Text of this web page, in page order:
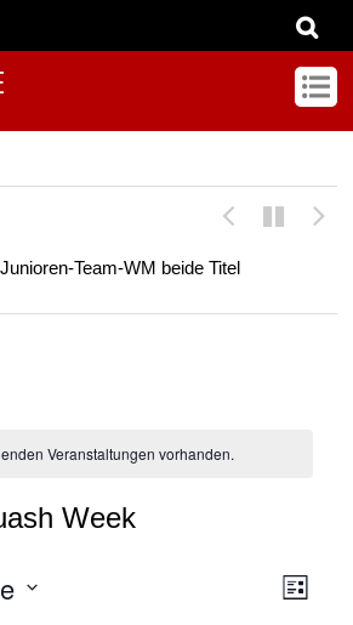
Team-WM beide Titel
Veranstaltungen vorhanden.
Week
L